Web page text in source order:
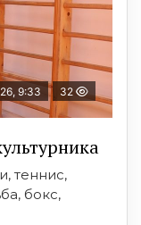
9:33 32
теннис,
бокс,